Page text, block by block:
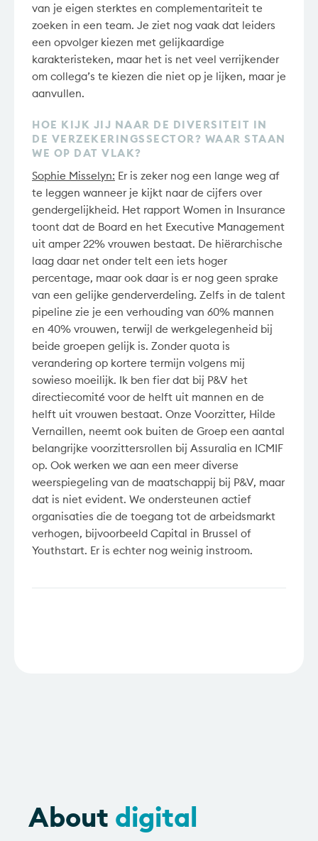
van je eigen sterktes en complementariteit te
zoeken in een team. Je ziet nog vaak dat leiders
een opvolger kiezen met gelijkaardige
karakteristeken, maar het is net veel verrijkender
om collega’s te kiezen die niet op je lijken, maar je
aanvullen.
HOE KIJK JIJ NAAR DE DIVERSITEIT IN
DE VERZEKERINGSSECTOR? WAAR STAAN
WE OP DAT VLAK?
Sophie Misselyn: Er is zeker nog een lange weg af
te leggen wanneer je kijkt naar de cijfers over
gendergelijkheid. Het rapport Women in Insurance
toont dat de Board en het Executive Management
uit amper 22% vrouwen bestaat. De hiërarchische
laag daar net onder telt een iets hoger
percentage, maar ook daar is er nog geen sprake
van een gelijke genderverdeling. Zelfs in de talent
pipeline zie je een verhouding van 60% mannen
en 40% vrouwen, terwijl de werkgelegenheid bij
beide groepen gelijk is. Zonder quota is
verandering op kortere termijn volgens mij
sowieso moeilijk. Ik ben fier dat bij P&V het
directiecomité voor de helft uit mannen en de
helft uit vrouwen bestaat. Onze Voorzitter, Hilde
Vernaillen, neemt ook buiten de Groep een aantal
belangrijke voorzittersrollen bij Assuralia en ICMIF
op. Ook werken we aan een meer diverse
weerspiegeling van de maatschappij bij P&V, maar
dat is niet evident. We ondersteunen actief
organisaties die de toegang tot de arbeidsmarkt
verhogen, bijvoorbeeld Capital in Brussel of
Youthstart. Er is echter nog weinig instroom.
About digital